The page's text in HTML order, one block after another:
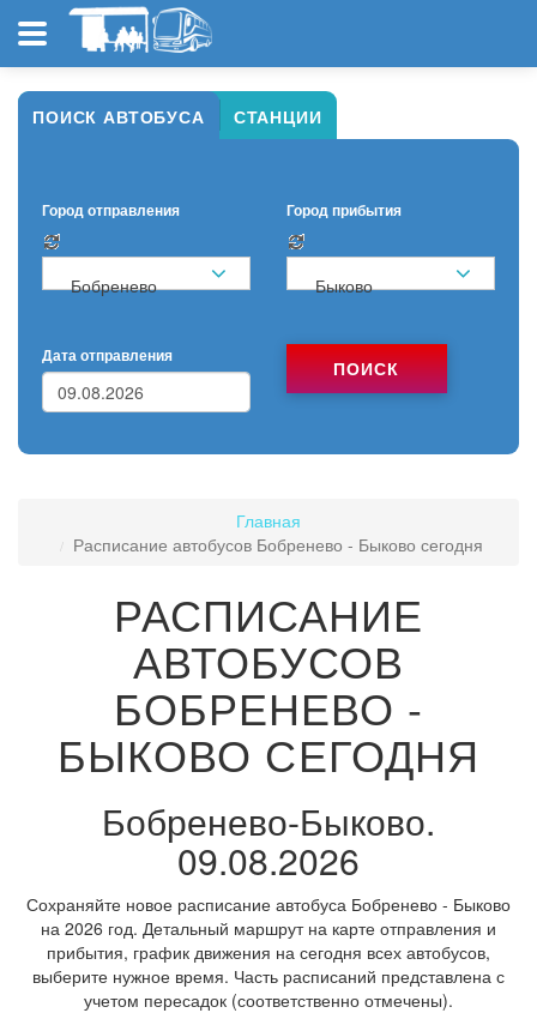
ПОИСК АВТОБУСА СТАНЦИИ
Город отправления
Бобренево
Город прибытия
Быково
Дата отправления
ПОИСК
Главная
Расписание автобусов Бобренево - Быково сегодня
РАСПИСАНИЕ
АВТОБУСОВ
БОБРЕНЕВО -
БЫКОВО СЕГОДНЯ
Бобренево-Быково.
09.08.2026
Сохраняйте новое расписание автобуса Бобренево - Быково
на 2026 год. Детальный маршрут на карте отправления и
прибытия, график движения на сегодня всех автобусов,
выберите нужное время. Часть расписаний представлена с
учетом пересадок (соответственно отмечены).